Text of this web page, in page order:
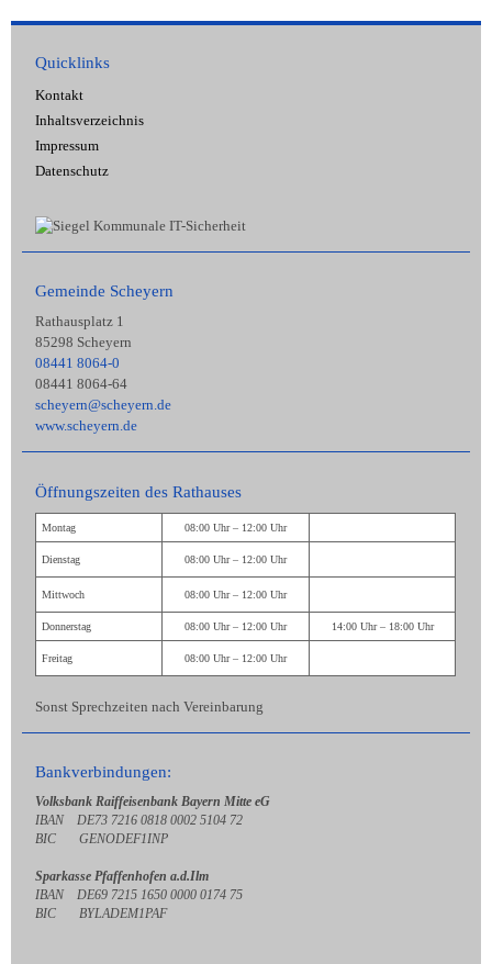
Quicklinks
Kontakt
Inhaltsverzeichnis
Impressum
Datenschutz
Gemeinde Scheyern
Rathausplatz 1
85298 Scheyern
08441 8064-0
08441 8064-64
scheyern@scheyern.de
www.scheyern.de
Öffnungszeiten des Rathauses
Montag 08:00 Uhr – 12:00 Uhr
Dienstag 08:00 Uhr – 12:00 Uhr
Mittwoch 08:00 Uhr – 12:00 Uhr
Donnerstag 08:00 Uhr – 12:00 Uhr 14:00 Uhr – 18:00 Uhr
Freitag 08:00 Uhr – 12:00 Uhr
Sonst Sprechzeiten nach Vereinbarung
Bankverbindungen:
Volksbank Raiffeisenbank Bayern Mitte eG
IBAN DE73 7216 0818 0002 5104 72
BIC GENODEF1INP
Sparkasse Pfaffenhofen a.d.Ilm
IBAN DE69 7215 1650 0000 0174 75
BIC BYLADEM1PAF